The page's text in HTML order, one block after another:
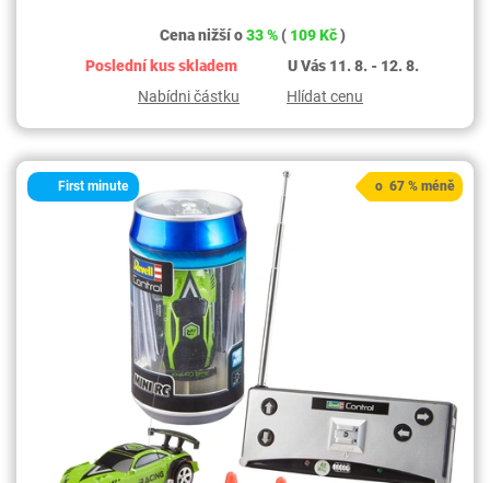
Cena nižší o33 %(109 Kč)
Poslední kus skladem
U Vás 11. 8. - 12. 8.
Nabídni částku
Hlídat cenu
First minute o 67 % méně